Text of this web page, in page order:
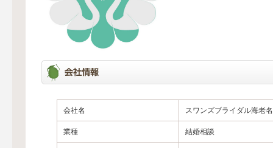
会社名 スワンズブライダル海老名
業種 結婚相談